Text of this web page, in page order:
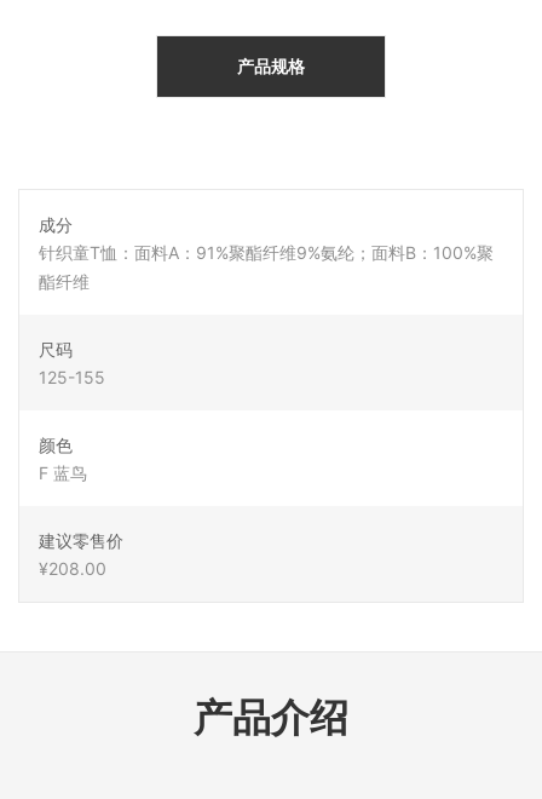
产品规格
成分
针织童T恤：面料A：91%聚酯纤维9%氨纶；面料B：100%聚
酯纤维
尺码
125-155
颜色
F 蓝鸟
建议零售价
¥208.00
产品介绍